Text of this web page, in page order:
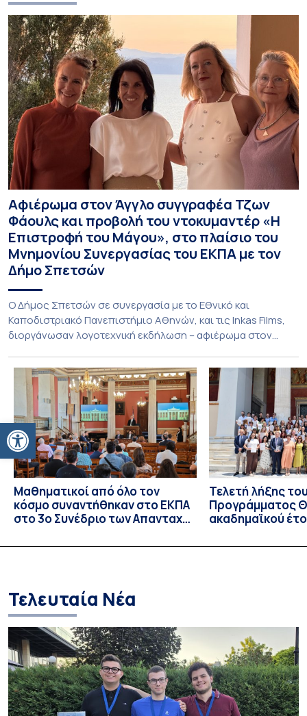
Ανοίξτε τη γραμμή εργαλείων
Αφιέρωμα στον Άγγλο συγγραφέα Τζων
Φάουλς και προβολή του ντοκυμαντέρ «Η
Επιστροφή του Μάγου», στο πλαίσιο του
Μνημονίου Συνεργασίας του ΕΚΠΑ με τον
Δήμο Σπετσών
Ο Δήμος Σπετσών σε συνεργασία με το Εθνικό και
Καποδιστριακό Πανεπιστήμιο Αθηνών, και τις Inkas Films,
διοργάνωσαν λογοτεχνική εκδήλωση – αφιέρωμα στον
20ού αιώνα, με την προβολή του ντοκυμαντέρ «Η
επιστροφή του Μάγου». Η εκδήλωση διοργανώθηκε στο
πλαίσιο της συνεργασίας του Δήμου Σπετσών και του
Εθνικού και Καποδιστριακού […]
Μαθηματικοί από όλο τον
κόσμο συναντήθηκαν στο ΕΚΠΑ
στο 3ο Συνέδριο των Απανταχού
Τελετή λήξης
Προγράμματος
ακαδημαϊκού
Σπουδών στους
Τελευταία Νέα